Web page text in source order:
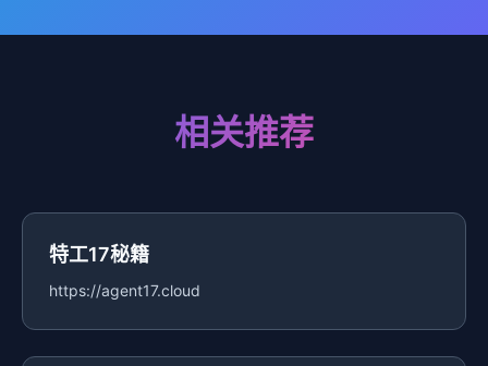
相关推荐
特工17秘籍
https://agent17.cloud